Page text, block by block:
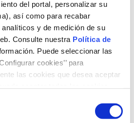
del portal, personalizar su
así como para recabar
y de medición de su
Consulte nuestra Política de
Puede seleccionar las
cookies’’ para
las cookies que desea aceptar